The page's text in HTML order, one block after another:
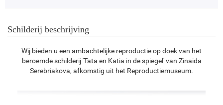
Schilderij beschrijving
Wij bieden u een ambachtelijke reproductie op doek van het
beroemde schilderij 'Tata en Katia in de spiegel' van Zinaida
Serebriakova, afkomstig uit het Reproductiemuseum.